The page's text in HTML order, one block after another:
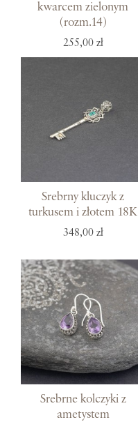
kwarcem zielonym
(rozm.14)
255,00 zł
Srebrny kluczyk z
turkusem i złotem 18K
348,00 zł
Srebrne kolczyki z
ametystem